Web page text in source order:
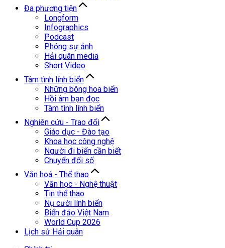
Đa phương tiện
Longform
Infographics
Podcast
Phóng sự ảnh
Hải quân media
Short Video
Tâm tình lính biển
Những bông hoa biển
Hồi âm bạn đọc
Tâm tình lính biển
Nghiên cứu - Trao đổi
Giáo dục - Đào tạo
Khoa học công nghệ
Người đi biển cần biết
Chuyển đổi số
Văn hoá - Thể thao
Văn học - Nghệ thuật
Tin thể thao
Nụ cười lính biển
Biển đảo Việt Nam
World Cup 2026
Lịch sử Hải quân